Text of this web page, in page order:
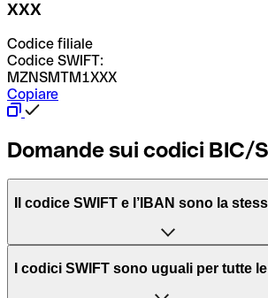
XXX
Codice filiale
Codice SWIFT:
MZNSMTM1XXX
Copiare
Domande sui codici BIC/
Il codice SWIFT e l’IBAN sono la
L'acronimo SWIFT sta per “Society
I codici SWIFT sono uguali per tutte